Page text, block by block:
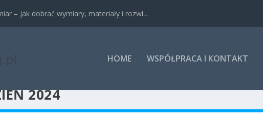
– jak dobrać wymiary, materiały i rozwi...
HOME WSPÓŁPRACA I KONTAKT
2024